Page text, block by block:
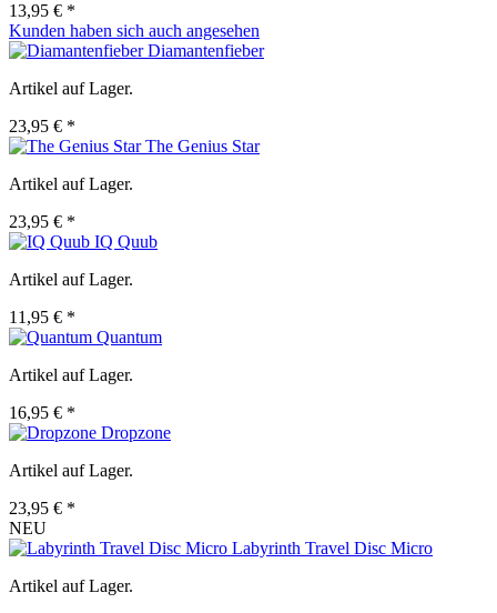
13,95 € *
Kunden haben sich auch angesehen
Diamantenfieber
Artikel auf Lager.
23,95 € *
The Genius Star
Artikel auf Lager.
23,95 € *
IQ Quub
Artikel auf Lager.
11,95 € *
Quantum
Artikel auf Lager.
16,95 € *
Dropzone
Artikel auf Lager.
23,95 € *
NEU
Labyrinth Travel Disc Micro
Artikel auf Lager.